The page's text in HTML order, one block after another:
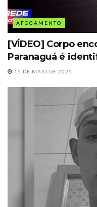
AFOGAMENTO
[VÍDEO] Corpo
Paranaguá é
15 DE MAIO DE 2024